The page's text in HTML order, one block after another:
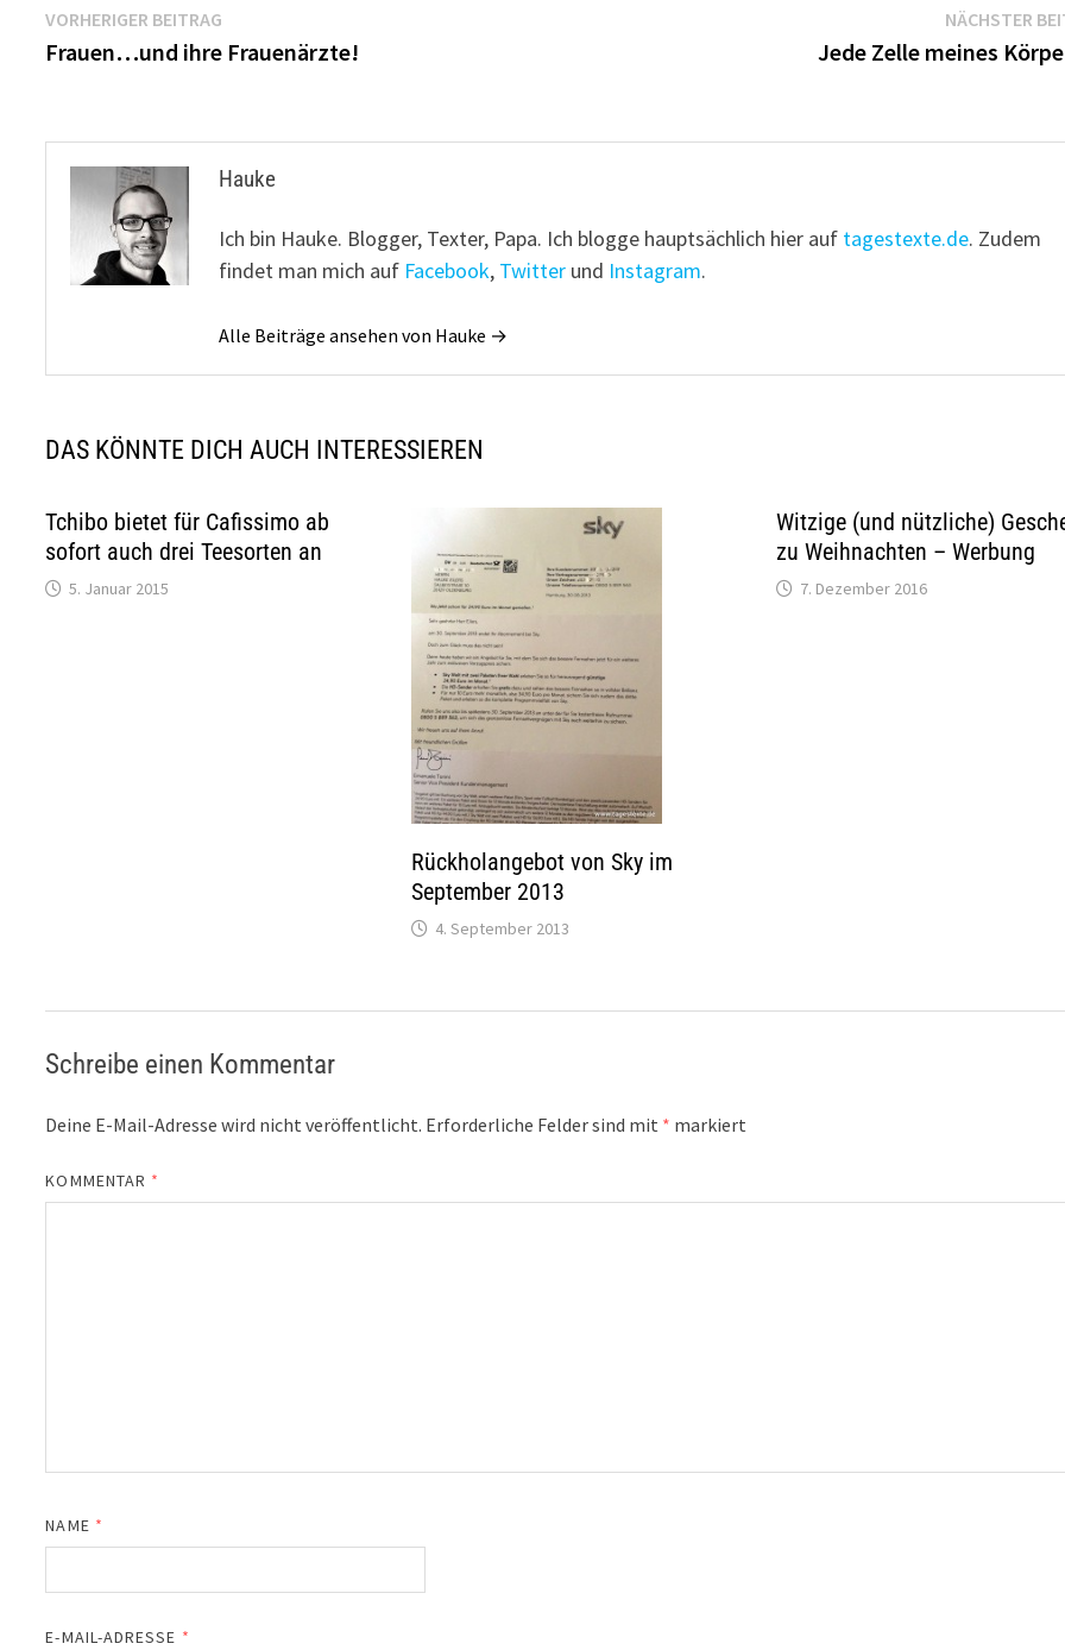
Beitragsnavigation
VORHERIGER BEITRAG
Beitrag:
Frauen…und ihre Frauenärzte!
NÄCHSTER
Jede Zelle meines
Hauke
Ich bin Hauke. Blogger, Texter, Papa. Ich blogge hauptsächlich hier auf tagestexte.de. Zudem
findet man mich auf Facebook, Twitter und Instagram.
Alle Beiträge ansehen von Hauke →
DAS KÖNNTE DICH AUCH INTERESSIEREN
Tchibo bietet für Cafissimo ab
sofort auch drei Teesorten an
5. Januar 2015
Rückholangebot von Sky im
September 2013
4. September 2013
Witzige (und nützliche)
zu Weihnachten – Werbung
7. Dezember 2016
Schreibe einen Kommentar
Deine E-Mail-Adresse wird nicht veröffentlicht. Erforderliche Felder sind mit * markiert
KOMMENTAR *
NAME *
E-MAIL-ADRESSE *